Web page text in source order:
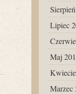
Lipiec
Maj
Marzec